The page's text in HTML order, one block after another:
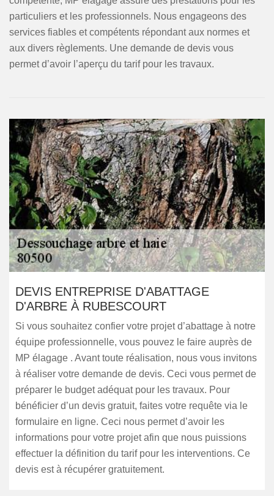
particuliers et les professionnels. Nous engageons des
services fiables et compétents répondant aux normes et
aux divers règlements. Une demande de devis vous
permet d’avoir l’aperçu du tarif pour les travaux.
DEVIS ENTREPRISE D'ABATTAGE
D'ARBRE À RUBESCOURT
Si vous souhaitez confier votre projet d’abattage à notre
équipe professionnelle, vous pouvez le faire auprès de
MP élagage . Avant toute réalisation, nous vous invitons
à réaliser votre demande de devis. Ceci vous permet de
préparer le budget adéquat pour les travaux. Pour
bénéficier d’un devis gratuit, faites votre requête via le
formulaire en ligne. Ceci nous permet d’avoir les
informations pour votre projet afin que nous puissions
effectuer la définition du tarif pour les interventions. Ce
devis est à récupérer gratuitement.